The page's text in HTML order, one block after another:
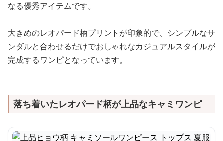
なる優秀アイテムです。
大きめのレオパード柄プリントが印象的で、シンプルなサ
ンダルと合わせるだけでおしゃれなカジュアルスタイルが
完成するワンピとなっています。
落ち着いたレオパード柄が上品なキャミワンピ